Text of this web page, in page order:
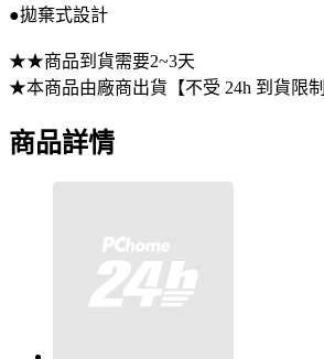
●拋棄式設計
★★商品到貨需要2~3天
★本商品由廠商出貨【不受 24h 到貨限
商品詳情